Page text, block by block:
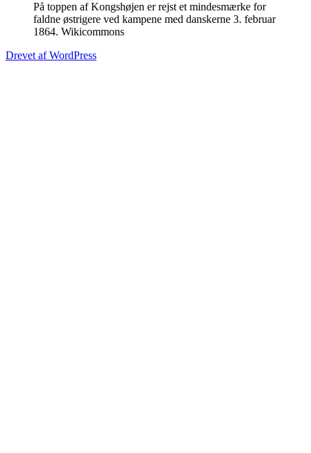
På toppen af Kongshøjen er rejst et mindesmærke for
faldne østrigere ved kampene med danskerne 3. februar
1864. Wikicommons
Drevet af WordPress